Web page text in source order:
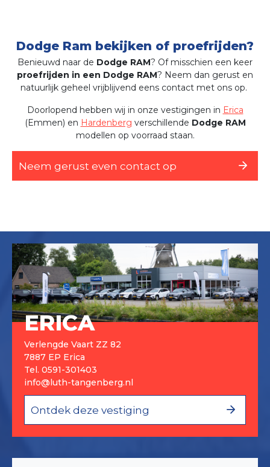
Dodge Ram bekijken of proefrijden?
Benieuwd naar de Dodge RAM? Of misschien een keer
proefrijden in een Dodge RAM? Neem dan gerust en
natuurlijk geheel vrijblijvend eens contact met ons op.
Doorlopend hebben wij in onze vestigingen in Erica
(Emmen) en Hardenberg verschillende Dodge RAM
modellen op voorraad staan.
Neem gerust even contact op
ERICA
Verlengde Vaart ZZ 82
7887 EP Erica
Tel. 0591-301403
info@luth-tangenberg.nl
Ontdek deze vestiging